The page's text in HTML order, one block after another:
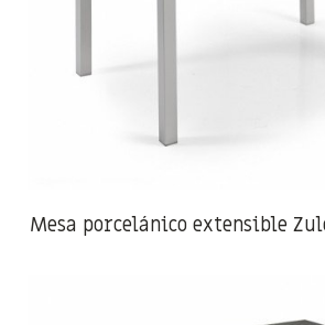
Mesa porcelánico extensible